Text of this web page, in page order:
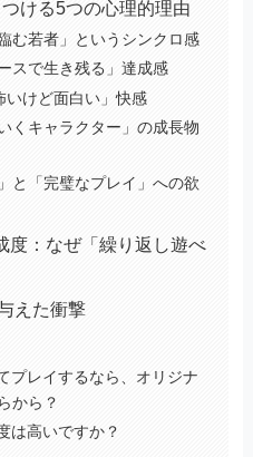
ける5つの心理的理由
む若者」というシンクロ感
スで生き残る」達成感
けど面白い」快感
くキャラクター」の成長物
と「完璧なプレイ」への欲
度：なぜ「繰り返し遊べ
えた衝撃
プレイするなら、オリジナ
から？
は高いですか？